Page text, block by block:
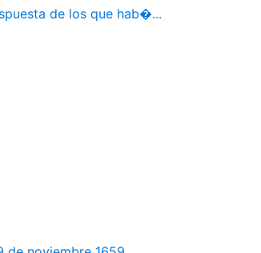
de los que hab�...